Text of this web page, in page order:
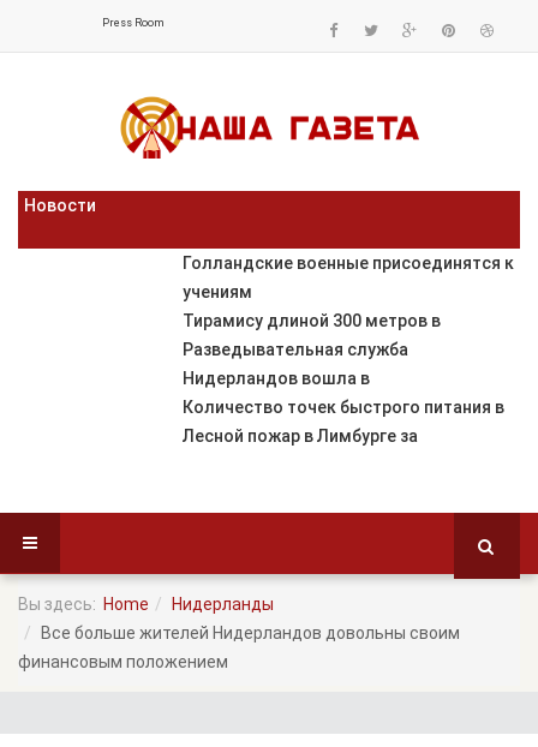
Press Room
Новости
Голландские военные присоединятся к
учениям
Тирамису длиной 300 метров в
Разведывательная служба
Нидерландов вошла в
Количество точек быстрого питания в
Лесной пожар в Лимбурге за
Вы здесь: Home
Нидерланды
Все больше жителей Нидерландов довольны своим
финансовым положением